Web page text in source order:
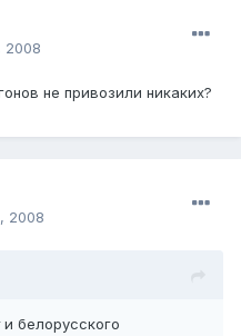
2008
не привозили никаких?
2008
белорусского